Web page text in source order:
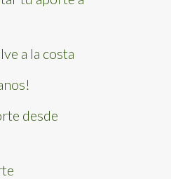
a la costa
desde